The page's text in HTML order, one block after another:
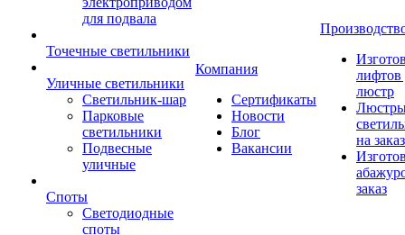
для подвала
Точечные светильники
Уличные светильники
Светильник-шар
Парковые
светильники
Подвесные
уличные
Споты
Светодиодные
споты
Компания
Сертификаты
Новости
Блог
Вакансии
лифтов
люстр
на заказ
заказ